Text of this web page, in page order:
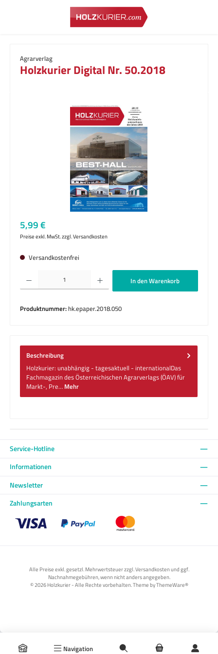
Zum Hauptinhalt springen
Navigation
Agrarverlag
Holzkurier Digital Nr. 50.2018
Bildergalerie überspringen
Regulärer Preis:
5,99 €
Preise exkl. MwSt. zzgl. Versandkosten
Versandkostenfrei
Produkt Anzahl: Gib den gewünschten Wert ein oder benutze die Schaltflächen um
In den Warenkorb
Produktnummer: hk.epaper.2018.050
Beschreibung
Holzkurier: unabhängig - tagesaktuell - internationalDas
Fachmagazin des Österreichischen Agrarverlags (ÖAV) für
Markt-, Pre… Mehr
Service-Hotline
Informationen
Newsletter
Zahlungsarten
Alle Preise exkl. gesetzl. Mehrwertsteuer zzgl. Versandkosten und ggf.
Nachnahmegebühren, wenn nicht anders angegeben.
© 2026 Holzkurier - Alle Rechte vorbehalten. Theme byThemeWare®